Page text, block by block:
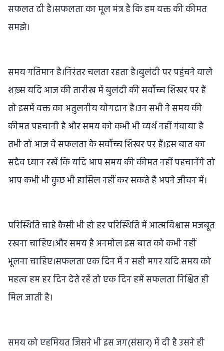
सफलत दी है।सफलता का मूल मंत्र है कि हम वक्त की कीमत
समझे।
समय गतिमान है।निरंतर चलता रहता है।बुलंदी पर पहुंचने वाले
शख़्स यदि आज की तारीख में बुलंदी की सर्वोच्च शिखर पर हैं
तो इसमें वक्त का अतुलनीय योगदान है।उन सभी ने समय की
कीमत पहचानी है और समय को कभी भी व्यर्थ नहीं गंवाया है
तभी तो आज वे सफलता के सर्वोच्च शिखर पर हैं।इस बात का
सदैव ध्यान रखें कि यदि आप समय की कीमत नहीं पहचानेंगे तो
आप कभी भी कुछ भी हासिल नहीं कर सकते हैं अपने जीवन में।
परिस्थिति चाहे कैसी भी हो हर परिस्थिति में आत्मविश्वास मजबूत
रखना चाहिए।और समय है अनमोल इस बात को कभी नहीं
भूलना चाहिए।सफलता एक दिन में न सही मगर यदि समय को
महत्व हम हर दिन देते रहें तो एक दिन हमें सफलता निश्चित ही
मिल जाती है।
समय को एहमियत जिसने भी इस जग(संसार) में दी है उसने ही